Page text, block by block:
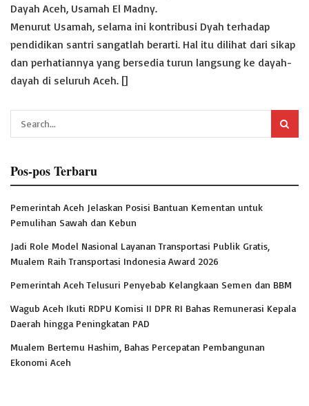
Dayah Aceh, Usamah El Madny.
Menurut Usamah, selama ini kontribusi Dyah terhadap
pendidikan santri sangatlah berarti. Hal itu dilihat dari sikap
dan perhatiannya yang bersedia turun langsung ke dayah-
dayah di seluruh Aceh. []
Pos-pos Terbaru
Pemerintah Aceh Jelaskan Posisi Bantuan Kementan untuk
Pemulihan Sawah dan Kebun
Jadi Role Model Nasional Layanan Transportasi Publik Gratis,
Mualem Raih Transportasi Indonesia Award 2026
Pemerintah Aceh Telusuri Penyebab Kelangkaan Semen dan BBM
Wagub Aceh Ikuti RDPU Komisi II DPR RI Bahas Remunerasi Kepala
Daerah hingga Peningkatan PAD
Mualem Bertemu Hashim, Bahas Percepatan Pembangunan
Ekonomi Aceh